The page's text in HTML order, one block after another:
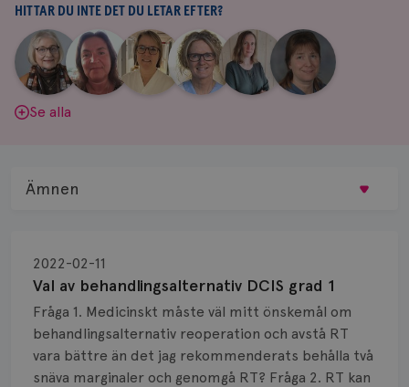
svar
HITTAR DU INTE DET DU LETAR EFTER?
Aina
Johnsson
|
Anne
Andersson
Fredrika
Killander
|
Jeanette
Bäcklund
|
Maria
Edegran
|
Yvette
Andersson
Se alla
Val av behandlingsalternativ DCIS grad 1
2022-02-11
Fråga 1. Medicinskt måste väl mitt önskemål om
behandlingsalternativ reoperation och avstå RT
vara bättre än det jag rekommenderats behålla två
snäva marginaler och genomgå RT? Fråga 2. RT kan
Ämnen
Biopsi
Biverkningar
Bröstvårta